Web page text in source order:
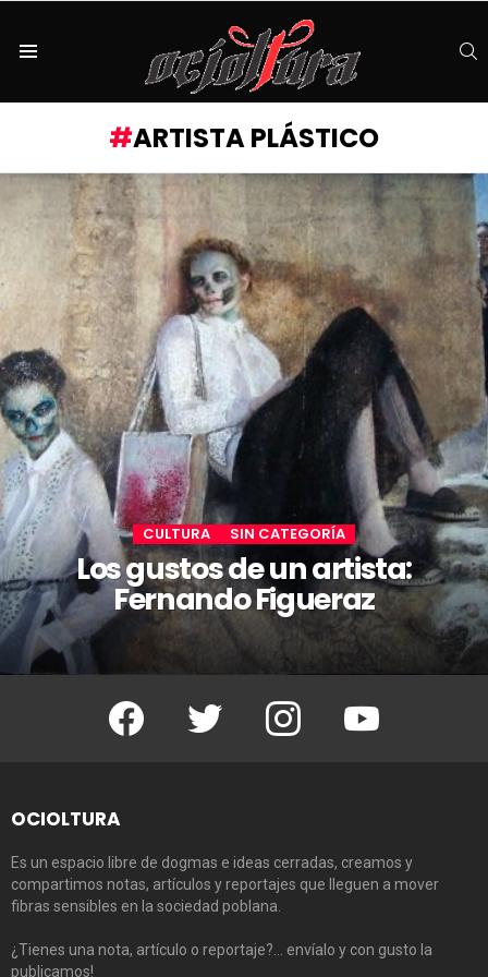
ARTISTA PLÁSTICO
CULTURA SIN CATEGORÍA
Los gustos de un artista:
Fernando Figueraz
Facebook Twitter Instagram Youtube
OCIOLTURA
Es un espacio libre de dogmas e ideas cerradas, creamos y
compartimos notas, artículos y reportajes que lleguen a mover
fibras sensibles en la sociedad poblana.
¿Tienes una nota, artículo o reportaje?… envíalo y con gusto la
publicamos!